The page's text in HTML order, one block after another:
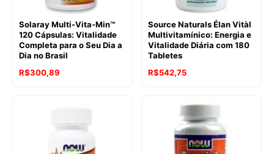
Solaray Multi-Vita-Min™
120 Cápsulas: Vitalidade
Completa para o Seu Dia a
Dia no Brasil
R$300,89
Source Naturals Élan Vitàl
Multivitamínico: Energia e
Vitalidade Diária com 180
Tabletes
R$542,75